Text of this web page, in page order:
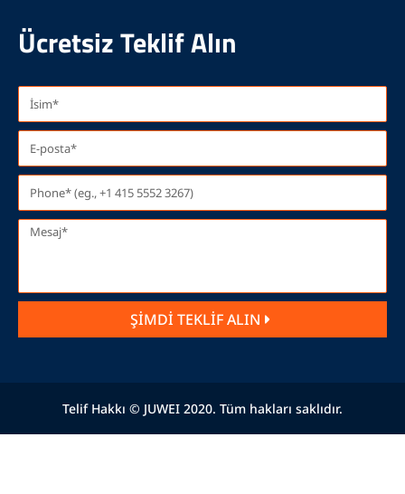
Ücretsiz Teklif Alın
ŞİMDİ TEKLİF ALIN
Telif Hakkı © JUWEI 2020. Tüm hakları saklıdır.